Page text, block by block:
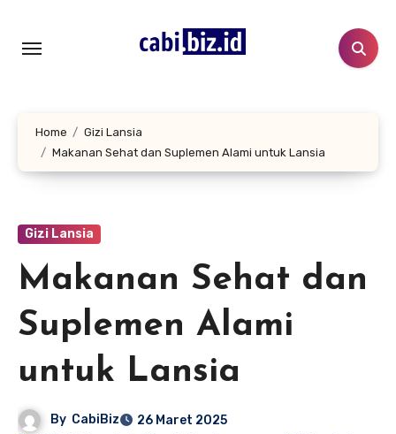
konten
Home
Gizi Lansia
Makanan Sehat dan Suplemen Alami untuk Lansia
Gizi Lansia
Makanan Sehat dan
Suplemen Alami
untuk Lansia
By CabiBiz
26 Maret 2025